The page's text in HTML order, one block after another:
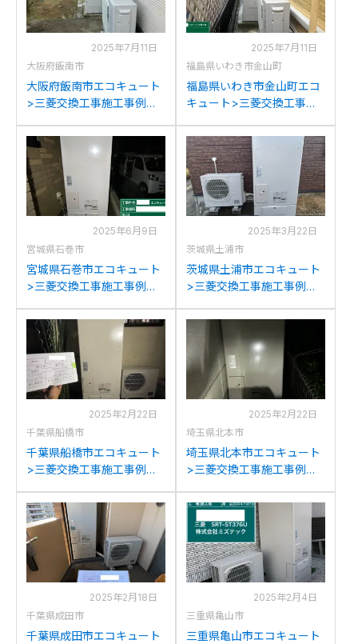
2025年7月11日
大阪府飯南市
大阪府飯南市エコキュート
>三菱交換工事施工事例：
三菱SRT-S376Uへの交換
2025年7月11日
福島県いわき市金山町
福島県いわき市金山町エコ
キュート>三菱交換工事施
HPT37WUX7から三菱
SRT-S376Uへの交換
2025年6月9日
宮城県石巻市
宮城県石巻市エコキュート
>三菱交換工事施工事例：
三菱SRT-S376Uへの交換
2025年3月22日
茨城県土浦市
茨城県土浦市エコキュート
>三菱交換工事施工事例：
菱SRT-S376Uへの交換
2025年2月22日
千葉県船橋市
千葉県船橋市エコキュート
>三菱交換工事施工事例：
から三菱SRT-S376Uへの
交換
2025年2月22日
埼玉県北本市
埼玉県北本市エコキュート
>三菱交換工事施工事例：
ら三菱SRT-S376Uへの交
換
2025年2月18日
千葉県成田市
千葉県成田市エコキュート
2025年2月4日
三重県亀山市
三重県亀山市エコキュート